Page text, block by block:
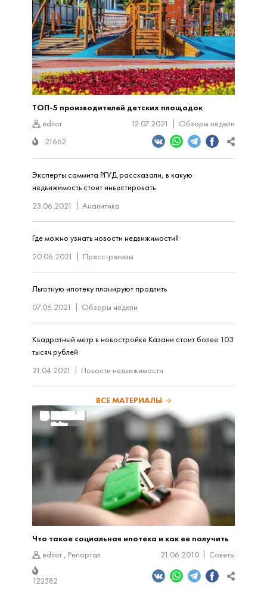
ТОП-5 производителей детских площадок
editor
12.07.2021
Обзоры недели
21662
Эксперты саммита РГУД рассказали, в какую
недвижимость стоит инвестировать
23.06.2021
Аналитика
Где можно узнать новости недвижимости?
20.06.2021
Пресс-релизы
Льготную ипотеку планируют продлить
07.06.2021
Обзоры недели
Квадратный метр в новостройке Казани стоит более 103
тысяч рублей
21.04.2021
Новости недвижимости
ВСЕ МАТЕРИАЛЫ
Что такое социальная ипотека и как ее получить
editor , Репортал 21.06.2010 Советы
122582